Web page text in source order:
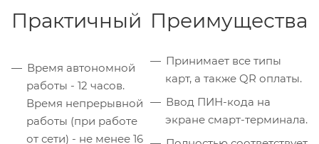
Практичный
Время автономной
работы - 12 часов.
Время непрерывной
работы (при работе
от сети) - не менее 16
Преимущества
Принимает все типы
карт, а также QR оплаты.
Ввод ПИН-кода на
экране смарт-терминала.